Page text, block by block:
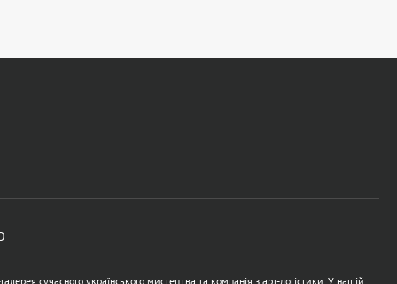
сучасного українського мистецтва та компанія з арт-логістики. У нашій